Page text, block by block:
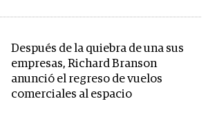
Después de la quiebra de una sus
empresas, Richard Branson
anunció el regreso de vuelos
comerciales al espacio